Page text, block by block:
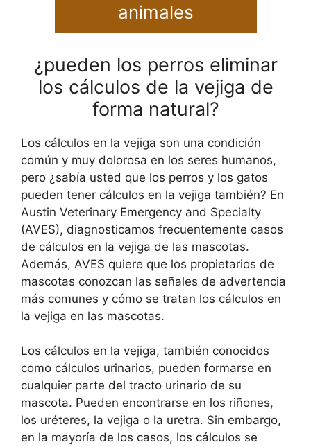
animales
¿pueden los perros eliminar
los cálculos de la vejiga de
forma natural?
Los cálculos en la vejiga son una condición
común y muy dolorosa en los seres humanos,
pero ¿sabía usted que los perros y los gatos
pueden tener cálculos en la vejiga también? En
Austin Veterinary Emergency and Specialty
(AVES), diagnosticamos frecuentemente casos
de cálculos en la vejiga de las mascotas.
Además, AVES quiere que los propietarios de
mascotas conozcan las señales de advertencia
más comunes y cómo se tratan los cálculos en
la vejiga en las mascotas.
Los cálculos en la vejiga, también conocidos
como cálculos urinarios, pueden formarse en
cualquier parte del tracto urinario de su
mascota. Pueden encontrarse en los riñones,
los uréteres, la vejiga o la uretra. Sin embargo,
en la mayoría de los casos, los cálculos se